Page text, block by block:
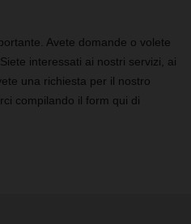
Avete domande o volete
interessati ai nostri servizi, ai
una richiesta per il nostro
compilando il form qui di